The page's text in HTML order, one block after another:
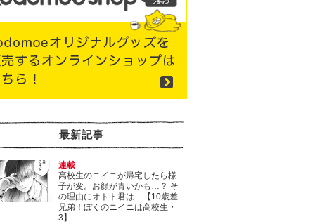
最新記事
連載
高校生のニイニが帰宅したら様
子が変。お顔が青いかも…？ そ
の理由にオトト君は…【10歳差
兄弟！ぼくのニイニは高校生・
3】